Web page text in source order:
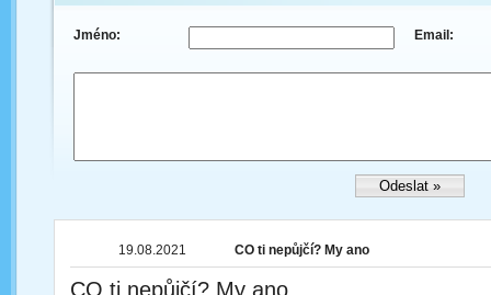
Jméno: Email:
19.08.2021 CO ti nepůjčí? My ano
CO ti nepůjčí? My ano